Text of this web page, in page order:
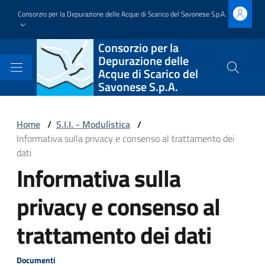
contenuto
Consorzio per la Depurazione delle Acque di Scarico del Savonese S.p.A.
Block
it-
block-
brandingdelsito
Consorzio per la
Depurazione delle
Acque di Scarico del
Savonese S.p.A.
Cerca
sito
Block
it-
block-
italiagov-
breadcrumbs
Home / S.I.I. - Modulistica /
Informativa sulla privacy e consenso al trattamento dei
dati
Block
it-
block-
italiagov-
Informativa sulla
privacy e consenso al
trattamento dei dati
Documenti